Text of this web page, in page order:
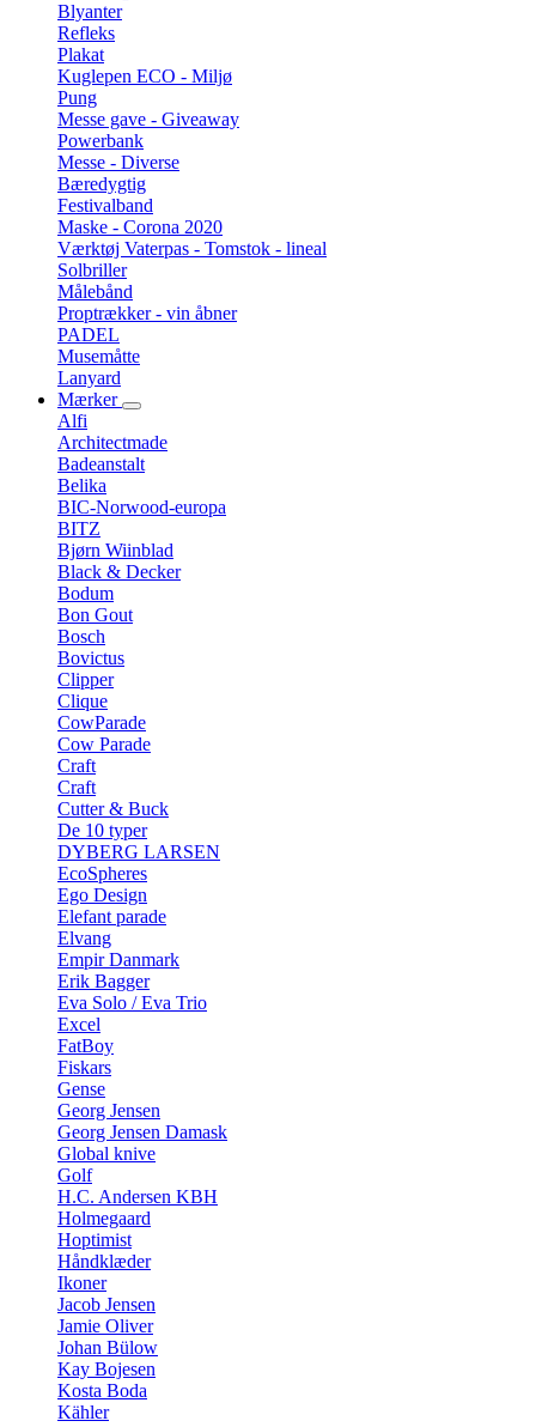
Blyanter
Refleks
Plakat
Kuglepen ECO - Miljø
Pung
Messe gave - Giveaway
Powerbank
Messe - Diverse
Bæredygtig
Festivalband
Maske - Corona 2020
Værktøj Vaterpas - Tomstok - lineal
Solbriller
Målebånd
Proptrækker - vin åbner
PADEL
Musemåtte
Lanyard
Mærker
Alfi
Architectmade
Badeanstalt
Belika
BIC-Norwood-europa
BITZ
Bjørn Wiinblad
Black & Decker
Bodum
Bon Gout
Bosch
Bovictus
Clipper
Clique
CowParade
Cow Parade
Craft
Craft
Cutter & Buck
De 10 typer
DYBERG LARSEN
EcoSpheres
Ego Design
Elefant parade
Elvang
Empir Danmark
Erik Bagger
Eva Solo / Eva Trio
Excel
FatBoy
Fiskars
Gense
Georg Jensen
Georg Jensen Damask
Global knive
Golf
H.C. Andersen KBH
Holmegaard
Hoptimist
Håndklæder
Ikoner
Jacob Jensen
Jamie Oliver
Johan Bülow
Kay Bojesen
Kosta Boda
Kähler